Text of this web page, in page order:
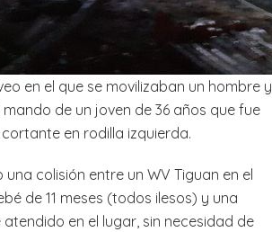
en el que se movilizaban un hombre y
de un joven de 36 años que fue
en rodilla izquierda.
colisión entre un WV Tiguan en el
de 11 meses (todos ilesos) y una
en el lugar, sin necesidad de